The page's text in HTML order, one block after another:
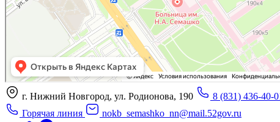
г. Нижний Новгород, ул. Родионова, 190 8 (831) 436-40-
Горячая линия
nokb_semashko_nn@mail.52gov.ru